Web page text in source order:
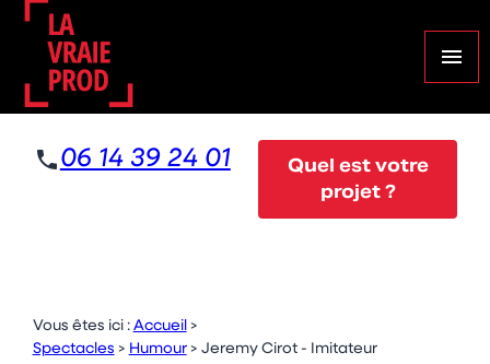
menu
06 14 39 24 01
Quel est votre
projet ?
Vous êtes ici : Accueil>
Spectacles > Humour> Jeremy Cirot - Imitateur
Panneau de gestion des cookies